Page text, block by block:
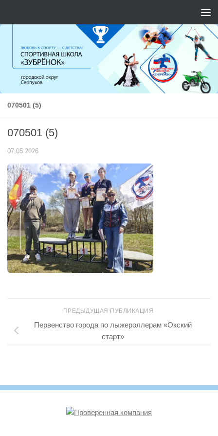
070501 (5)
070501 (5)
07.05.2026
ПРЕДЫДУЩАЯ ПУБЛИКАЦИЯ
Первенство города по лыжероллерам «Окский
старт»